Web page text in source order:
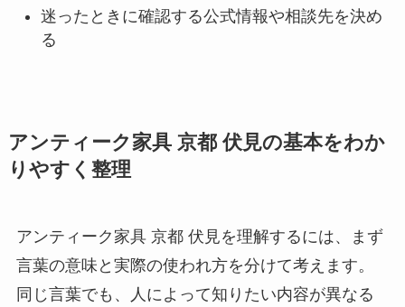
迷ったときに確認する公式情報や相談先を決め
る
アンティーク家具 京都 伏見の基本をわか
りやすく整理
アンティーク家具 京都 伏見を理解するには、まず
言葉の意味と実際の使われ方を分けて考えます。
同じ言葉でも、人によって知りたい内容が異なる